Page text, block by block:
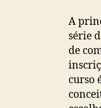
A
série
de
curso